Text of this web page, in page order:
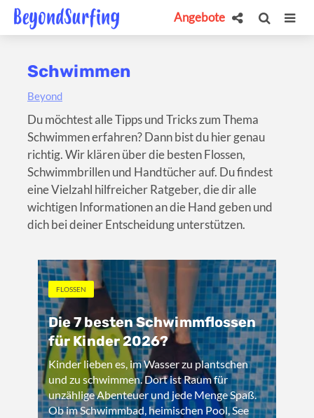
Angebote
Schwimmen
Beyond
Du möchtest alle Tipps und Tricks zum Thema
Schwimmen erfahren? Dann bist du hier genau
richtig. Wir klären über die besten Flossen,
Schwimmbrillen und Handtücher auf. Du findest
eine Vielzahl hilfreicher Ratgeber, die dir alle
wichtigen Informationen an die Hand geben und
dich bei deiner Entscheidung unterstützen.
FLOSSEN
Die 7 besten Schwimmflossen
für Kinder 2026?
Kinder lieben es, im Wasser zu plantschen
und zu schwimmen. Dort ist Raum für
unzählige Abenteuer und jede Menge Spaß.
Ob im Schwimmbad, heimischen Pool, See